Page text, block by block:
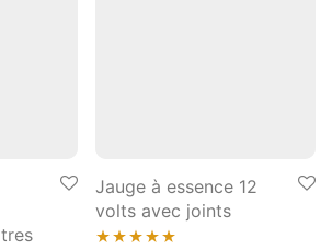
Jauge à essence 12
volts avec joints